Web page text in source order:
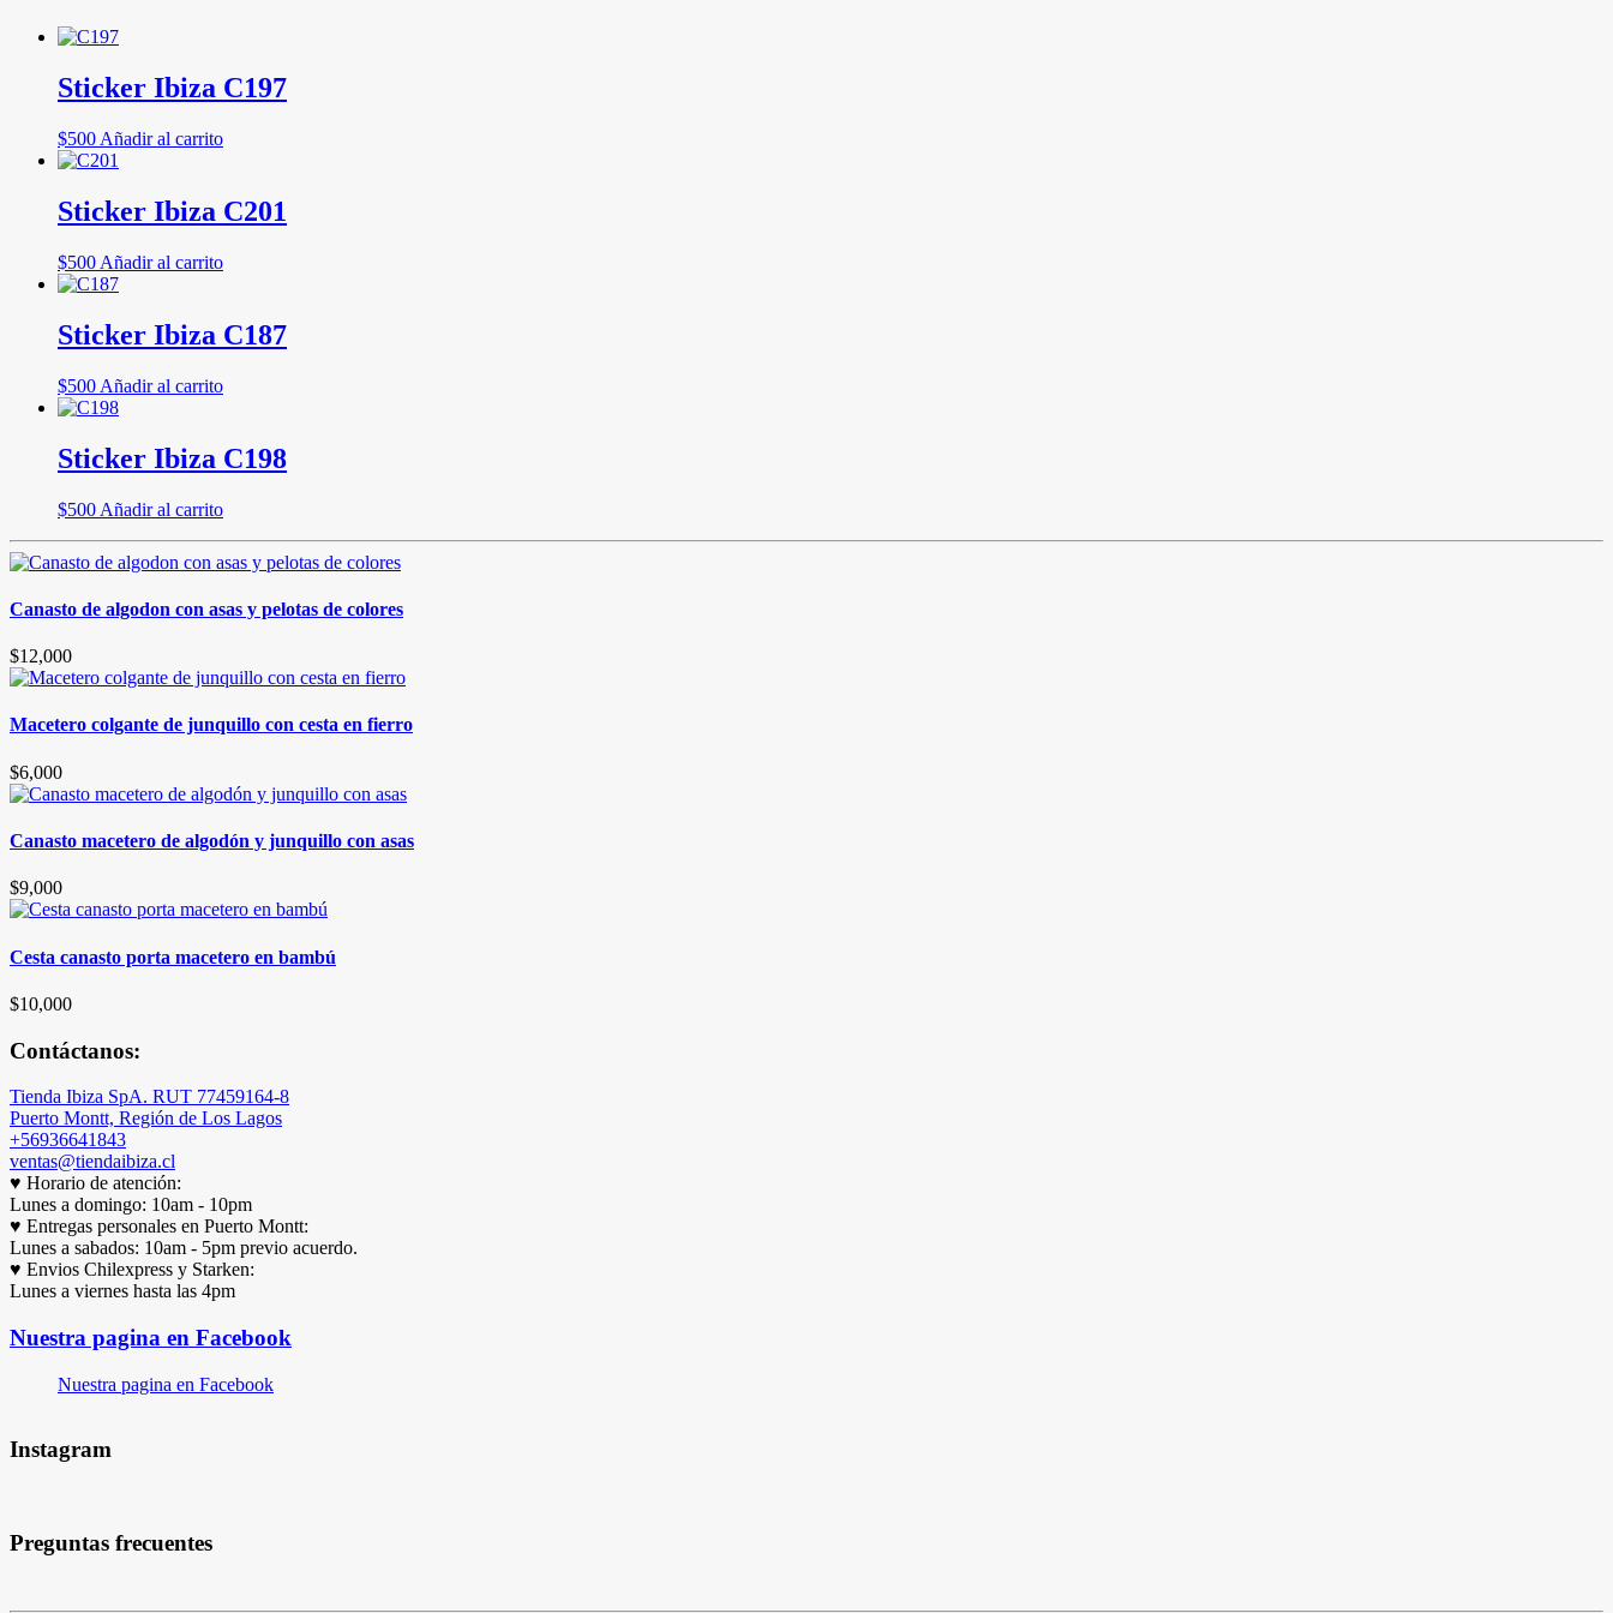
Sticker Ibiza C197
$500 Añadir al carrito
Sticker Ibiza C201
$500 Añadir al carrito
Sticker Ibiza C187
$500 Añadir al carrito
Sticker Ibiza C198
$500 Añadir al carrito
Canasto de algodon con asas y pelotas de colores
$12,000
Macetero colgante de junquillo con cesta en fierro
$6,000
Canasto macetero de algodón y junquillo con asas
$9,000
Cesta canasto porta macetero en bambú
$10,000
Contáctanos:
Tienda Ibiza SpA. RUT 77459164-8
Puerto Montt, Región de Los Lagos
+56936641843
ventas@tiendaibiza.cl
♥ Horario de atención:
Lunes a domingo: 10am - 10pm
♥ Entregas personales en Puerto Montt:
Lunes a sabados: 10am - 5pm previo acuerdo.
♥ Envios Chilexpress y Starken:
Lunes a viernes hasta las 4pm
Nuestra pagina en Facebook
Nuestra pagina en Facebook
Instagram
Preguntas frecuentes